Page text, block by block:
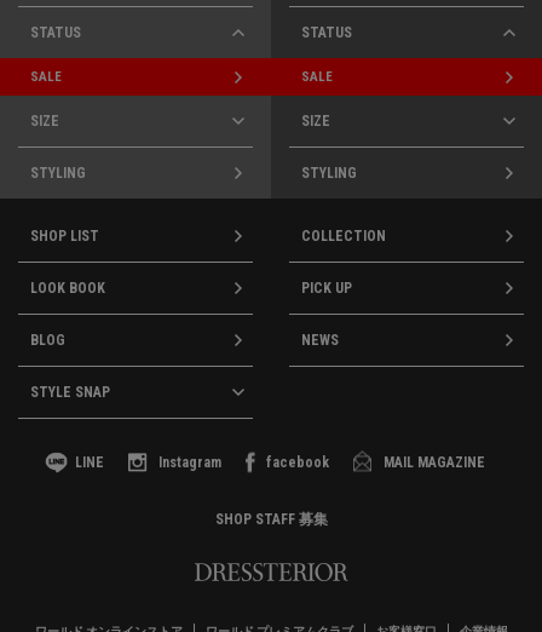
STATUS
SALE
SIZE
STYLING
STATUS
SALE
SIZE
STYLING
SHOP LIST COLLECTION
LOOK BOOK PICK UP
BLOG NEWS
STYLE SNAP
LINE Instagram facebook MAIL MAGAZINE
SHOP STAFF 募集